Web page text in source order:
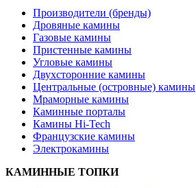
Производители (бренды)
Дровяные камины
Газовые камины
Пристенные камины
Угловые камины
Двухсторонние камины
Центральные (островные) камины
Мраморные камины
Каминные порталы
Камины Hi-Tech
Французские камины
Электрокамины
КАМИННЫЕ ТОПКИ